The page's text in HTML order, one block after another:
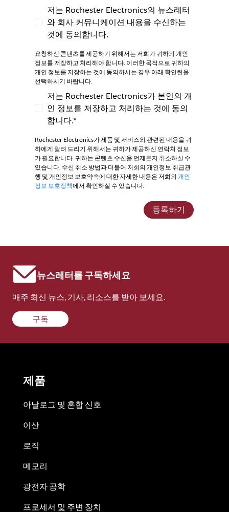
저는 Rochester Electronics의 뉴스레터와 회사
저는 Rochester Electronics의 뉴스레터
와 회사 커뮤니케이션 내용을 수신하는
것에 동의합니다.
요청하신 콘텐츠를 제공하기 위해서는 저희가 귀하의 개인
정보를 저장하고 처리해야 합니다. 이러한 목적으로 귀하의
개인 정보를 저장하는 것에 동의하시는 경우 아래 확인란을
선택하시기 바랍니다.
저는 Rochester Electronics가 본인의 개인 정보
저는 Rochester Electronics가 본인의 개
인 정보를 저장하고 처리하는 것에 동의
합니다.*
Rochester Electronics가 제품 및 서비스와 관련된 내용을 귀
하에게 알려 드리기 위해서는 귀하가 제공하신 연락처 정보
가 필요합니다. 귀하는 콘텐츠 수신을 언제든지 취소하실 수
있습니다. 수신 취소 방법과 더불어 저희의 개인정보 취급관
행 및 개인정보 보호약속에 대한 자세한 내용은 저희의 개인
정보 보호정책에서 확인하실 수 있습니다.
등록하기
뉴스레터를 구독하세요
매주 최신 뉴스, 기사, 리소스를 받아 보세요.
구독
제품
아날로그 및 혼합 신호
이산
로직
메모리
광전자 공학
프로세서 및 주변 장치